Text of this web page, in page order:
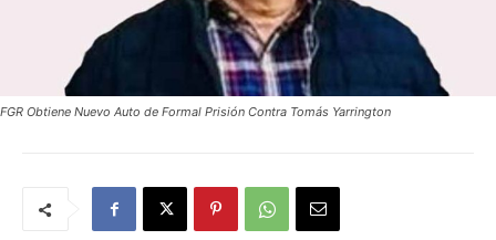
FGR Obtiene Nuevo Auto de Formal Prisión Contra Tomás Yarrington